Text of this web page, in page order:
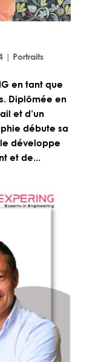
| Portraits
en tant que
Diplômée en
et d’un
débute sa
développe
et de...